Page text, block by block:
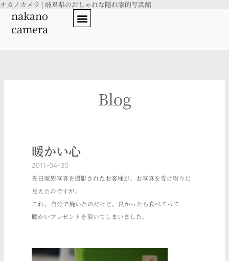
内
ナカノカメラ | 岐阜県のおしゃれな隠れ家的写真館
nakano
camera
Blog
暖かい心
2011-04-30
先日家族写真を撮影されたお客様が、お写真を受け取りに
見えたのですが、
これ、自分で焼いたのだけど、良かったら食べてって
暖かいプレゼントを頂いてしまいました。